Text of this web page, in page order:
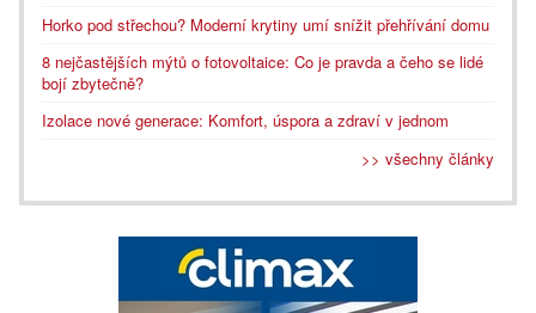
Horko pod střechou? Moderní krytiny umí snížit přehřívání domu
8 nejčastějších mýtů o fotovoltaice: Co je pravda a čeho se lidé
bojí zbytečně?
Izolace nové generace: Komfort, úspora a zdraví v jednom
>> všechny články